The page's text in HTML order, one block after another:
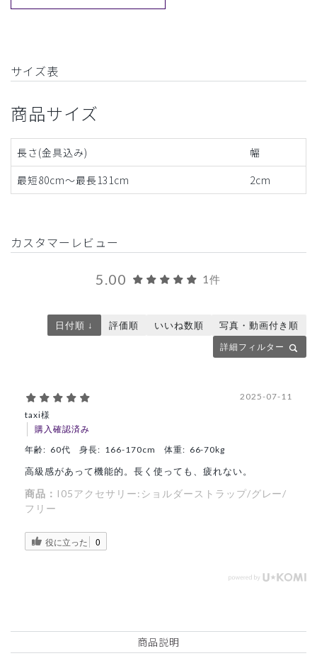
サイズ表
商品サイズ
長さ(金具込み)
幅
最短80cm〜最長131cm
2cm
カスタマーレビュー
5.00 1件
詳細フィルター
日付順 ↓ 評価順 いいね数順 写真・動画付き順
taxi様
購入確認済み
2025-07-11
年齢: 60代 身長: 166-170cm 体重: 66-70kg
高級感があって機能的。長く使っても、疲れない。
商品： I05アクセサリー:ショルダーストラップ/グレー/
フリー
役に立った 0
商品説明